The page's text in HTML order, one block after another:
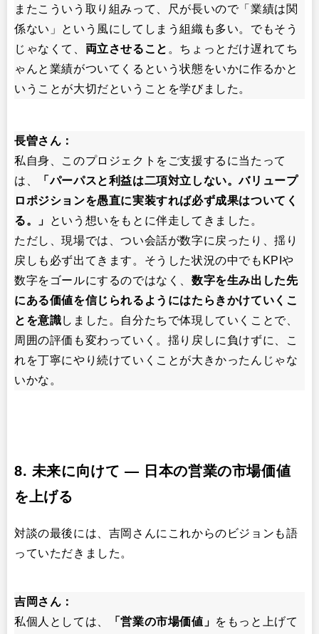
またこういう取り組みって、尺が長いので「業績は関
係ない」という風にしてしまう組織も多い。でもそう
じゃなくて、 両立させること 。ちょっとだけ遅れてち
ゃんと業績がついてくるという状態をいかに作るかと
いうことが大切だということを学びました。
長曽さん：
私自身、このプロジェクトをご支援するに当たって
は、
「パーパスと利益は二項対立しない。バリュープ
ロポジションを愚直に実装すれば必ず成果はついてく
る。」
という想いをもとに伴走してきました。
ただし、現場では、つい会話が数字に戻ったり、揺り
戻しも必ず出てきます。そうした状況の中でもKPIや
数字をゴールにするのではなく、 数字を生み出した先
にある価値を信じられるようにはたらきかけていくこ
とを意識しました。自分たちで体現していくことで、
周囲の評価も変わっていく。揺り戻しに負けずに、こ
れを丁寧にやり続けていくことが大きかったんじゃな
いかな。
8. 未来に向けて ― 日本の営業の市場価値
を上げる
対談の最後には、吉岡さんにこれからのビジョンも語
っていただきました。
吉岡さん：
私個人としては、
「営業の市場価値」 をもっと上げて